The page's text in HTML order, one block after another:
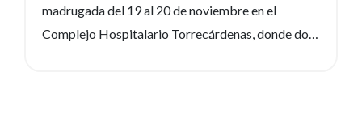
madrugada del 19 al 20 de noviembre en el
Complejo Hospitalario Torrecárdenas, donde dos